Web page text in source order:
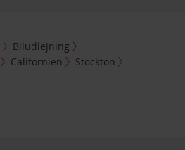
Biludlejning
Californien
Stockton